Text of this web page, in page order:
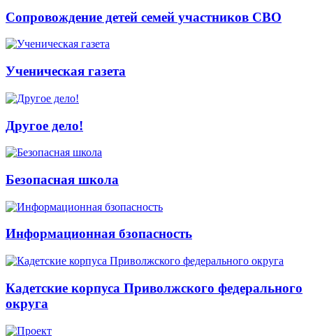
Сопровождение детей семей участников СВО
Ученическая газета
Другое дело!
Безопасная школа
Информационная бзопасность
Кадетские корпуса Приволжского федерального
округа